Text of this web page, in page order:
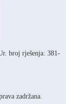
zadržana.
broj rješenja: 381-